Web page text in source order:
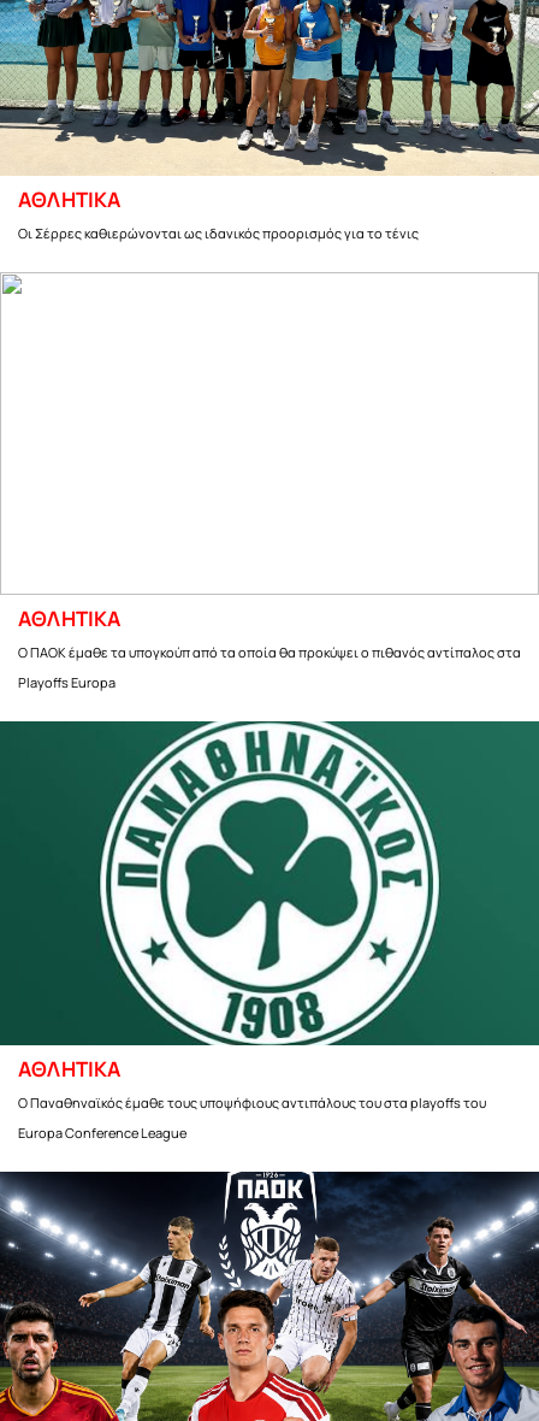
ΑΘΛΗΤΙΚΑ
Οι Σέρρες καθιερώνονται ως ιδανικός προορισμός για το τένις
ΑΘΛΗΤΙΚΑ
Ο ΠΑΟΚ έμαθε τα υπογκούπ από τα οποία θα προκύψει ο πιθανός αντίπαλος στα
Playoffs Europa
ΑΘΛΗΤΙΚΑ
Ο Παναθηναϊκός έμαθε τους υποψήφιους αντιπάλους του στα playoffs του
Europa Conference League